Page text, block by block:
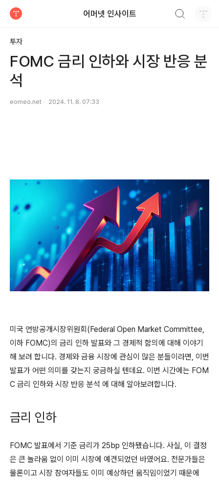
어머넷 인사이트
투자
FOMC 금리 인하와 시장 반응 분
석
eomeo.net 2024. 11. 8. 07:33
미국 연방공개시장위원회(Federal Open Market Committee,
이하 FOMC)의 금리 인하 발표와 그 경제적 함의에 대해 이야기
해 보려 합니다. 경제와 금융 시장에 관심이 많은 분들이라면, 이번
발표가 어떤 의미를 갖는지 궁금하실 텐데요. 이번 시간에는 FOM
C 금리 인하와 시장 반응 분석 에 대해 알아보려합니다.
금리 인하
FOMC 발표에서 기준 금리가 25bp 인하됐습니다. 사실, 이 결정
은 큰 놀라움 없이 이미 시장에 예견되었던 바였어요. 전문가들은
물론이고 시장 참여자들도 이미 예상하던 움직임이었기 때문에